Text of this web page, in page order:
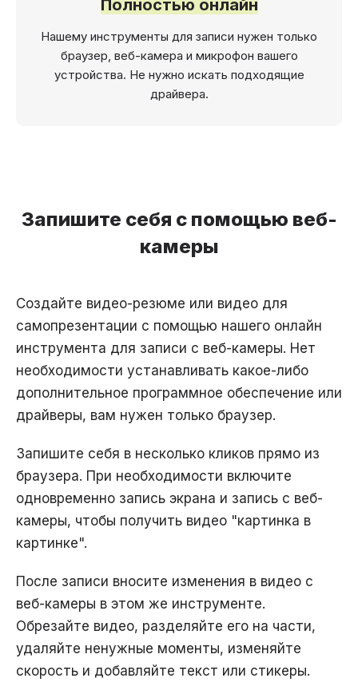
Полностью онлайн
Нашему инструменты для записи нужен только
браузер, веб-камера и микрофон вашего
устройства. Не нужно искать подходящие
драйвера.
Запишите себя с помощью веб-
камеры
Создайте видео-резюме или видео для
самопрезентации с помощью нашего онлайн
инструмента для записи с веб-камеры. Нет
необходимости устанавливать какое-либо
дополнительное программное обеспечение или
драйверы, вам нужен только браузер.
Запишите себя в несколько кликов прямо из
браузера. При необходимости включите
одновременно запись экрана и запись с веб-
камеры, чтобы получить видео "картинка в
картинке".
После записи вносите изменения в видео с
веб-камеры в этом же инструменте.
Обрезайте видео, разделяйте его на части,
удаляйте ненужные моменты, изменяйте
скорость и добавляйте текст или стикеры.